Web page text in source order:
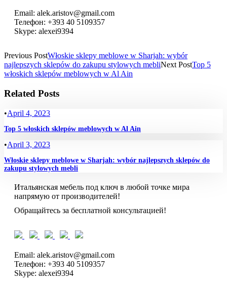
Email: alek.aristov@gmail.com
Телефон: +393 40 5109357
Skype: alexei9394
Previous PostWłoskie sklepy meblowe w Sharjah: wybór
najlepszych sklepów do zakupu stylowych mebliNext PostTop 5
włoskich sklepów meblowych w Al Ain
Related Posts
•April 4, 2023
Top 5 włoskich sklepów meblowych w Al Ain
•April 3, 2023
Włoskie sklepy meblowe w Sharjah: wybór najlepszych sklepów do
zakupu stylowych mebli
Итальянская мебель под ключ в любой точке мира
напрямую от производителей!
Обращайтесь за бесплатной консультацией!
Email: alek.aristov@gmail.com
Телефон: +393 40 5109357
Skype: alexei9394